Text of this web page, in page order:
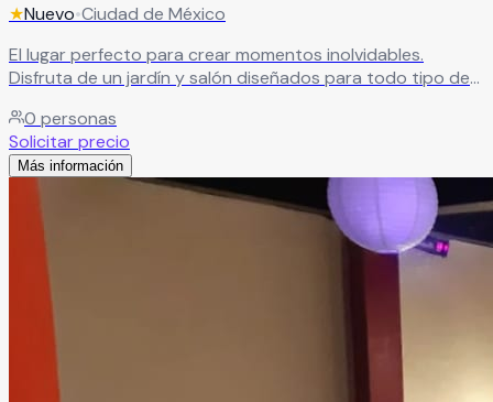
★Nuevo•Ciudad de México
El lugar perfecto para crear momentos inolvidables.
Disfruta de un jardín y salón diseñados para todo tipo de
hará de tu celebración algo especial.
0 personas
Solicitar precio
Más información